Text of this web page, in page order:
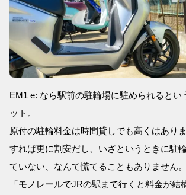
EM1 e: なら駅前の駐輪場に駐められるとい
ット。
原付の駐輪料金は時間貸しでも高くはあり
すれば更に割安だし、いざというときに駐
ていない、なんて慌てることもありません。
「モノレールでJRの駅まで行くと料金が結